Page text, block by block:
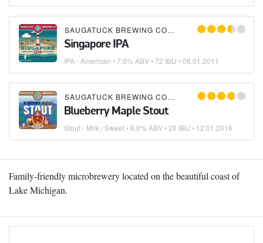
SAUGATUCK BREWING COMPANY
Singapore IPA
IPA - American • 7.0% ABV • 72 IBU •08.01.2011
SAUGATUCK BREWING COMPANY
Blueberry Maple Stout
Stout - Milk / Sweet• 6.0% ABV • 26 IBU • 12.01.2016
Family-friendly microbrewery located on the beautiful coast of
Lake Michigan.